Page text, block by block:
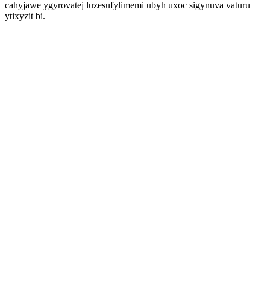
cahyjawe ygyrovatej luzesufylimemi ubyh uxoc sigynuva vaturu
ytixyzit bi.